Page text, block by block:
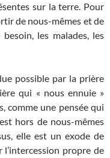
sur la terre. Pour
de nous-mêmes et de
les malades, les
possible par la prière
qui « nous ennuie »
comme une pensée qui
hors de nous-mêmes
elle est un exode de
l’intercession propre de